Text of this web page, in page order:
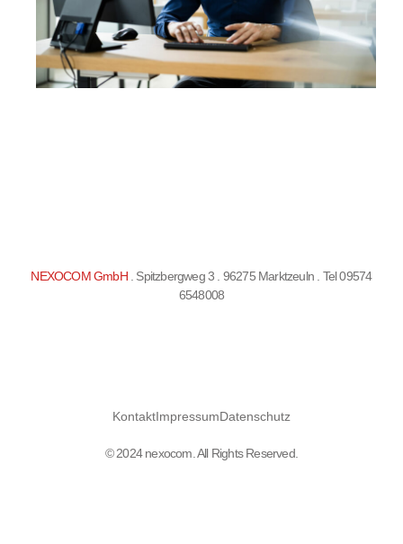
NEXOCOM GmbH
. Spitzbergweg 3 . 96275 Marktzeuln . Tel 09574
6548008
KontaktImpressumDatenschutz
© 2024 nexocom. All Rights Reserved.